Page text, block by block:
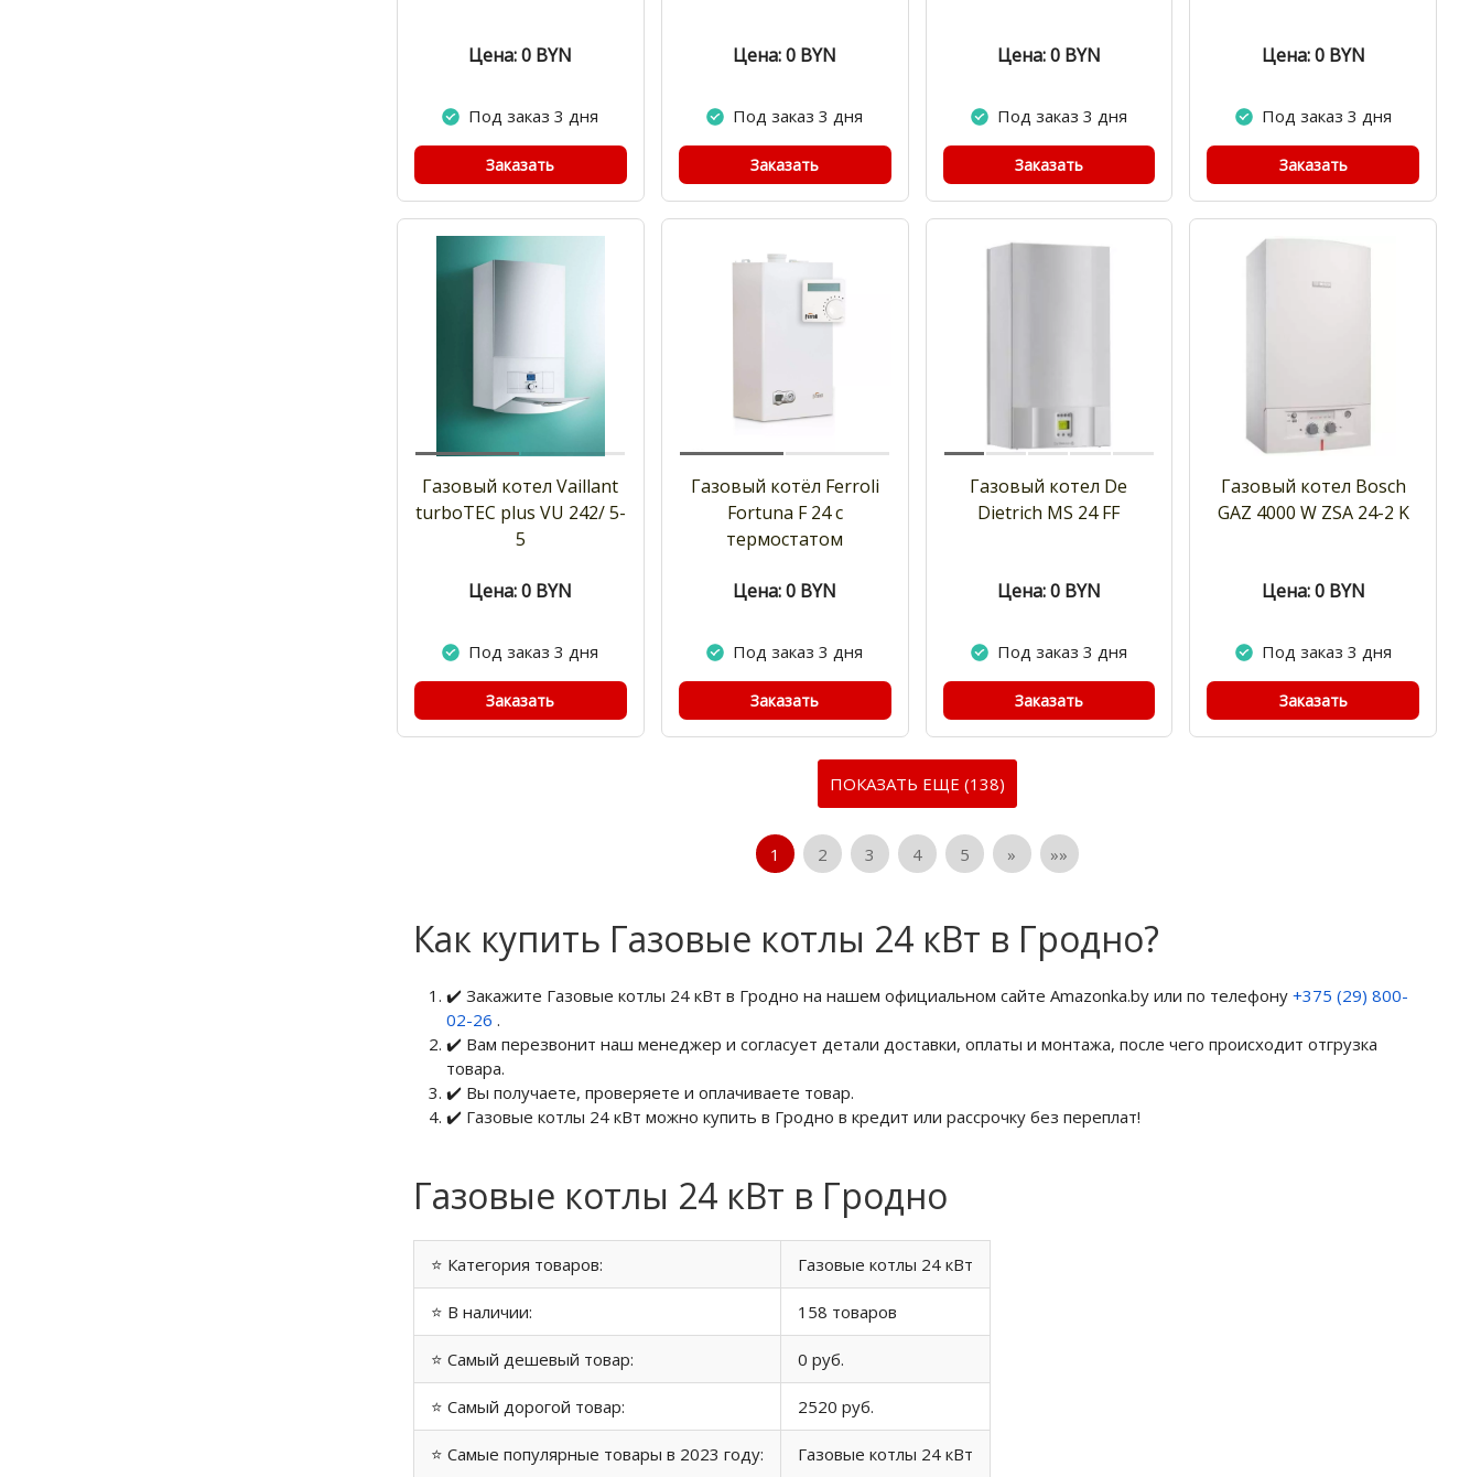
Цена: 0 BYN
Под заказ 3 дня
Заказать
Цена: 0 BYN
Под заказ 3 дня
Заказать
Цена: 0 BYN
Под заказ 3 дня
Заказать
Цена: 0 BYN
Под заказ 3 дня
Заказать
Газовый котел Vaillant
turboTEC plus VU 242/ 5-
5
Цена: 0 BYN
Под заказ 3 дня
Заказать
Газовый котёл Ferroli
Fortuna F 24 с
термостатом
Цена: 0 BYN
Под заказ 3 дня
Заказать
Газовый котел De
Dietrich MS 24 FF
Цена: 0 BYN
Под заказ 3 дня
Заказать
Газовый котел Bosch
GAZ 4000 W ZSA 24-2 K
Цена: 0 BYN
Под заказ 3 дня
Заказать
ПОКАЗАТЬ ЕЩЕ (138)
1 2 3 4 5 » »»
Как купить Газовые котлы 24 кВт в Гродно?
✔️ Закажите Газовые котлы 24 кВт в Гродно на нашем официальном сайте Amazonka.by или по телефону +375 (29) 800-
02-26 .
✔️ Вам перезвонит наш менеджер и согласует детали доставки, оплаты и монтажа, после чего происходит отгрузка
товара.
✔️ Вы получаете, проверяете и оплачиваете товар.
✔️ Газовые котлы 24 кВт можно купить в Гродно в кредит или рассрочку без переплат!
Газовые котлы 24 кВт в Гродно
⭐ Категория товаров: Газовые котлы 24 кВт
⭐ В наличии: 158 товаров
⭐ Самый дешевый товар: 0 руб.
⭐ Самый дорогой товар: 2520 руб.
⭐ Самые популярные товары в 2023 году: Газовые котлы 24 кВт